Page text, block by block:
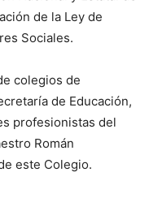
de la Ley de
Sociales.
colegios de
ía de Educación,
profesionistas del
Román
este Colegio.